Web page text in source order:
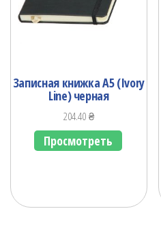
Записная книжка А5 (Ivory
Line) черная
204.40₴
Просмотреть